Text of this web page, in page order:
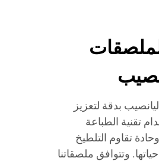
بدقة لتعزيز
تقنية الطباعة
تقاوم التلطيخ
وتتوافق ملصقاتنا